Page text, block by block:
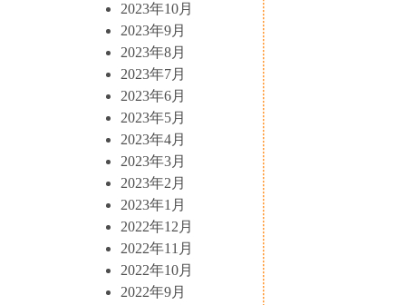
2023年10月
2023年9月
2023年8月
2023年7月
2023年6月
2023年5月
2023年4月
2023年3月
2023年2月
2023年1月
2022年12月
2022年11月
2022年10月
2022年9月